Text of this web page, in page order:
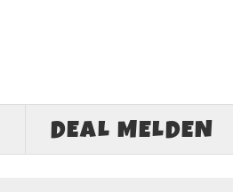
DEAL MELDEN